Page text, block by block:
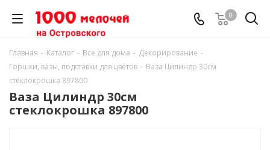
0
Главная - Каталог - Все для дома - Декорирование -
Горшки, вазы, подставки для цветов - Ваза Цилиндр 30см
стеклокрошка 897800
Ваза Цилиндр 30см
стеклокрошка 897800